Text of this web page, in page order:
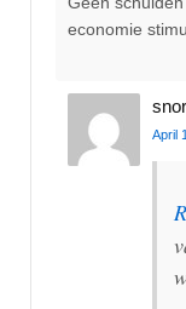
economie
April